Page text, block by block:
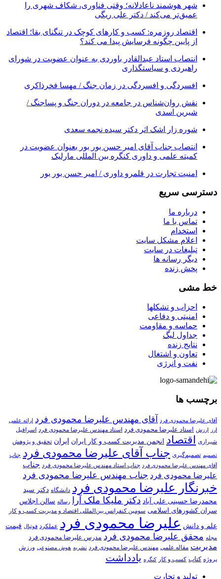
شهر هوشمند ناعادلانه؛ وقتی فناوری، شکاف شهری را
عمیق‌تر می‌کند / دکتر علی ریگی
اقتصاد روزمره: کسب‌ و کارهای کوچک در تنگنای بقا؛ اقتصاد
از پایین چگونه فرسایش پیدا می کند؟
انتصاب استاد عبدالقادر باوردی به عنوان عضویت در شورای
راهبردی و سیاستگذاری
افسردگی و افسردگی در زمان جنگ / مهسا فخرذاکری
نقش روان‌شناس در جامعه در دوران جنگ و پساجنگ /
شیرین اسدی
شوره زار اشک اثر دکتر سیده نجمه سعدی
انتصاب جناب آقای امیر حسن بور بور بعنوان عضویت در
کمیته علمی و داوری کنگره بین المللی مارلیک
امنیت تجارت در قلمرو داوری / امیر حسن بور بور
دسترسی سریع
درباره ما
تماس با ما
استخدام
اعلام مشکل سایت
تبلیغات در سایت
ديگر رسانه ها
پخش زنده
خط مشی
احزاب و تشکلها
امنیتی و دفاعی
حماسه و مقاومت
جداول لیگ
نتایج زنده
تعاون و اشتغال
نفت و انرژی
برچسب ها
آقای علیرضا محمودی فرد آقای مهندس علیرضا محمودی فرد
ارائه علمی
ارز
ارزش استاد علیرضا محمودی فرد استاد مهندس علیرضا محمودی فرد
اسرافیل
شیرازی اقتصاد انجمن مدیریت کسب و کار ایران ایران تحقیق و پژوهش
تصمیم تصمیم‌گیری جناب آقای علیرضا محمودی فرد جناب
آقای مهندس علیرضا محمودی فرد جناب استاد مهندس علیرضا محمودی فرد جناب
علیرضا محمودی فرد جناب مهندس علیرضا محمودی فرد
خبرنگار علیرضا محمودی فرد دانشگاه دکتر سید
محمدرضا حسینی علی آباد دکتر ملیکا ملک آرا رساله سالن اجلاس
سران کشورهای اسلامی سومین کنفرانس بین‌المللی اقتصاد و مدیریت کسب و کار
علم و دانش علیرضا محمودی فرد عملکرد فوتبال قیمت
مجله محقق علیرضا محمودی فرد مدرس علیرضا محمودی فرد
مدیریت مقاله علمی مهندس علیرضا محمودی فرد نشریه هوش مصنوعی ورزش
پروژه کتاب کسب و کار کنگره یادداشت
تولید و تجارت